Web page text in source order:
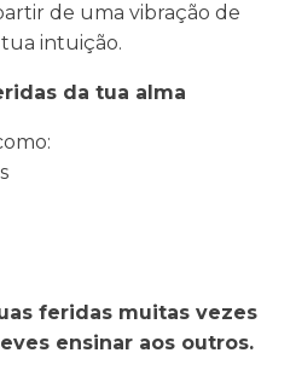
de uma vibração de
tua intuição.
da tua alma
feridas muitas vezes
ensinar aos outros.